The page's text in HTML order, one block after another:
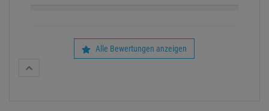
Alle Bewertungen anzeigen